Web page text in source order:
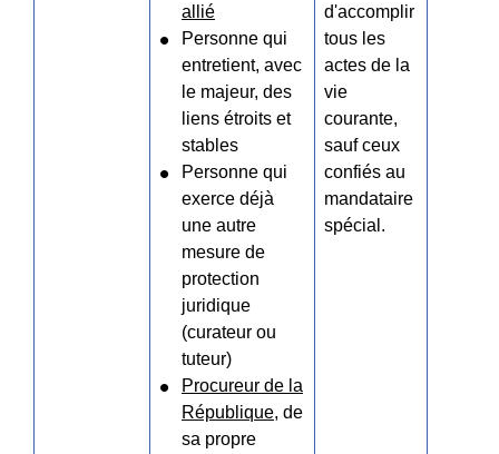
allié
Personne qui
entretient, avec
le majeur, des
liens étroits et
stables
Personne qui
exerce déjà
une autre
mesure de
protection
juridique
(curateur ou
tuteur)
Procureur de la
République, de
sa propre
d'accomplir
tous les
actes de la
vie
courante,
sauf ceux
confiés au
mandataire
spécial.